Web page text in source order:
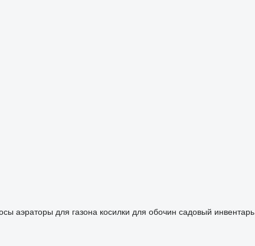
аэраторы для газона косилки для обочин садовый инвентарь